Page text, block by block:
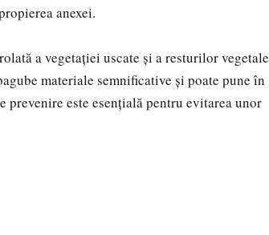
anexei.
a vegetației uscate și a resturilor vegetale
materiale semnificative și poate pune în
este esențială pentru evitarea unor